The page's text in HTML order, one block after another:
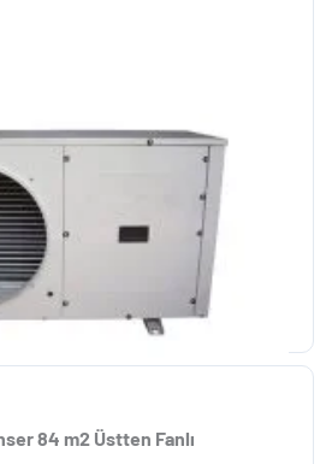
84 m2 Üstten Fanlı